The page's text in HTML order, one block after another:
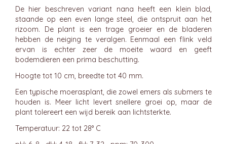
De hier beschreven variant nana heeft een klein blad,
staande op een even lange steel, die ontspruit aan het
rizoom. De plant is een trage groeier en de bladeren
hebben de neiging te veralgen. Eenmaal een flink veld
ervan is echter zeer de moeite waard en geeft
bodemdieren een prima beschutting.
Hoogte tot 10 cm, breedte tot 40 mm.
Een typische moerasplant, die zowel emers als submers te
houden is. Meer licht levert snellere groei op, maar de
plant tolereert een wijd bereik aan lichtsterkte.
Temperatuur: 22 tot 28° C